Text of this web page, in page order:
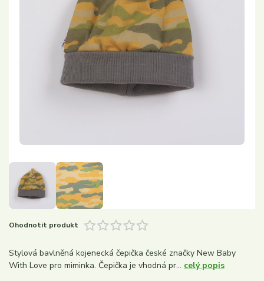
Ohodnotit produkt
Stylová bavlněná kojenecká čepička české značky New Baby
With Love pro miminka. Čepička je vhodná pr... celý popis